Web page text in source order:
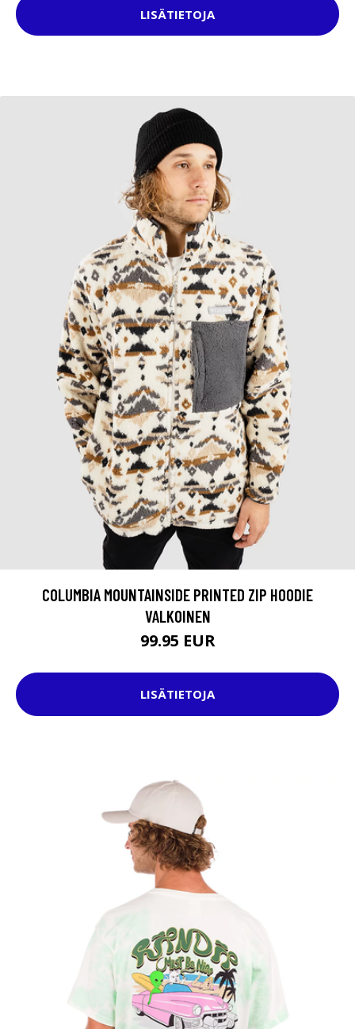
LISÄTIETOJA
COLUMBIA MOUNTAINSIDE PRINTED ZIP HOODIE
VALKOINEN
99.95 EUR
LISÄTIETOJA